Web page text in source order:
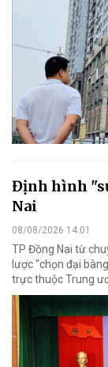
Định hình
Nai
08/08/2026 14:01
TP Đồng Nai từ
lược "chọn đại
trực thuộc Trung